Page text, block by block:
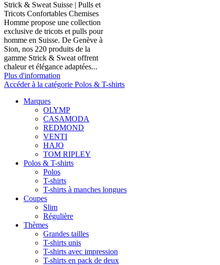
Strick & Sweat Suisse | Pulls et
Tricots Confortables Chemises
Homme propose une collection
exclusive de tricots et pulls pour
homme en Suisse. De Genève à
Sion, nos 220 produits de la
gamme Strick & Sweat offrent
chaleur et élégance adaptées...
Plus d'information
Accéder à la catégorie Polos & T-shirts
Marques
OLYMP
CASAMODA
REDMOND
VENTI
HAJO
TOM RIPLEY
Polos & T-shirts
Polos
T-shirts
T-shirts à manches longues
Coupes
Slim
Régulière
Thèmes
Grandes tailles
T-shirts unis
T-shirts avec impression
T-shirts en pack de deux